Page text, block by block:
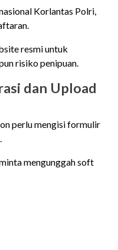
Korlantas Polri,
resmi untuk
risiko penipuan.
dan Upload
perlu mengisi formulir
mengunggah soft